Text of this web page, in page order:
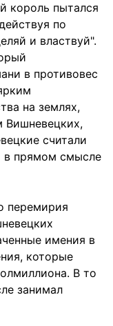
король пытался
по
и властвуй".
в противовес
на землях,
Вишневецких,
считали
в прямом смысле
перемирия
имения в
которые
В то
занимал